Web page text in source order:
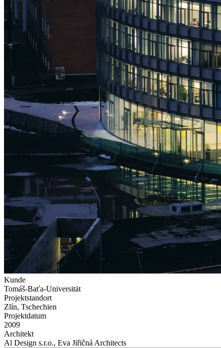
Kunde
Tomáš-Baťa-Universität
Projektstandort
Zlín, Tschechien
Projektdatum
2009
Architekt
Al Design s.r.o., Eva Jiřičná Architects